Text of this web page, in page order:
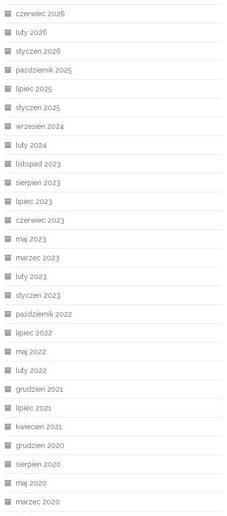
czerwiec 2026
luty 2026
styczeń 2026
październik 2025
lipiec 2025
styczeń 2025
wrzesień 2024
luty 2024
listopad 2023
sierpień 2023
lipiec 2023
czerwiec 2023
maj 2023
marzec 2023
luty 2023
styczeń 2023
październik 2022
lipiec 2022
maj 2022
luty 2022
grudzień 2021
lipiec 2021
kwiecień 2021
grudzień 2020
sierpień 2020
maj 2020
marzec 2020